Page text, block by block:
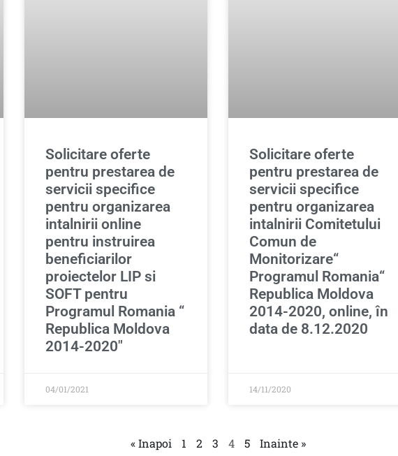
Solicitare oferte
pentru prestarea de
servicii specifice
pentru organizarea
intalnirii online
pentru instruirea
beneficiarilor
proiectelor LIP si
SOFT pentru
Programul Romania “
Republica Moldova
2014-2020″
04/01/2021
Solicitare oferte
pentru prestarea de
servicii specifice
pentru organizarea
intalnirii Comitetului
Comun de
Monitorizare“
Programul Romania“
Republica Moldova
2014-2020, online, în
data de 8.12.2020
14/11/2020
« Inapoi 1 2 3 4 5 Inainte »